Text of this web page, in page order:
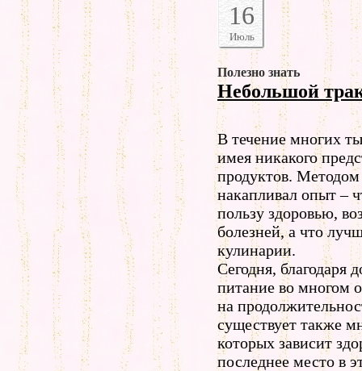
16
Июль
Полезно знать
Небольшой
В течение многих
имея никакого
продуктов.
накапливал опыт –
пользу здоровью,
болезней, а что
кулинарии.
Сегодня, благодаря
питание во многом
на
существует также
которых зависит
последнее место в